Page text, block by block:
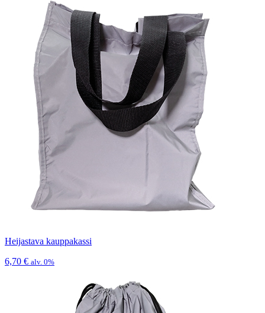
Heijastava kauppakassi
6,70 € alv. 0%